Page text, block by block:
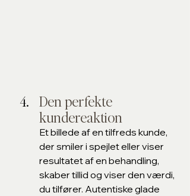
Den perfekte
kundereaktion
Et billede af en tilfreds kunde,
der smiler i spejlet eller viser
resultatet af en behandling,
skaber tillid og viser den værdi,
du tilfører. Autentiske glade